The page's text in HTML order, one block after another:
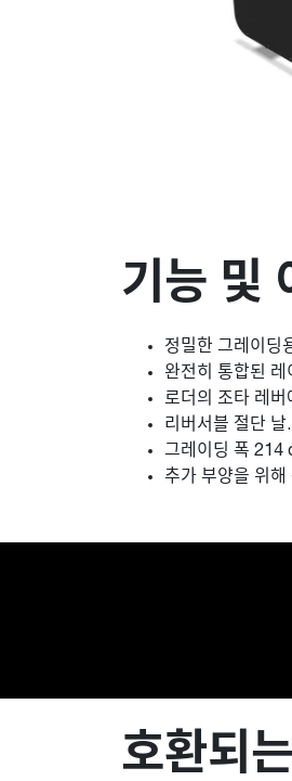
기능 및
정밀한 그레이딩
완전히 통합된
로더의 조타 레
리버서블 절단 날.
그레이딩 폭 214
추가 부양을 위해
호환되